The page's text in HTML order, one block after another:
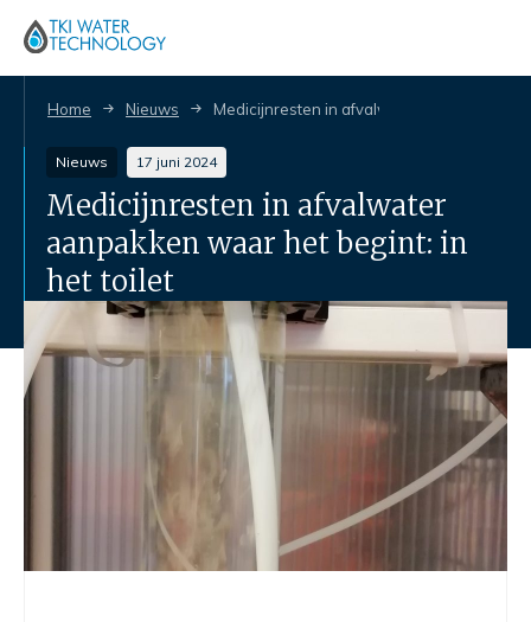
Home Nieuws Medicijnresten in afvalwater aanpakken
Nieuws 17 juni 2024
Medicijnresten in afvalwater
aanpakken waar het begint: in
het toilet